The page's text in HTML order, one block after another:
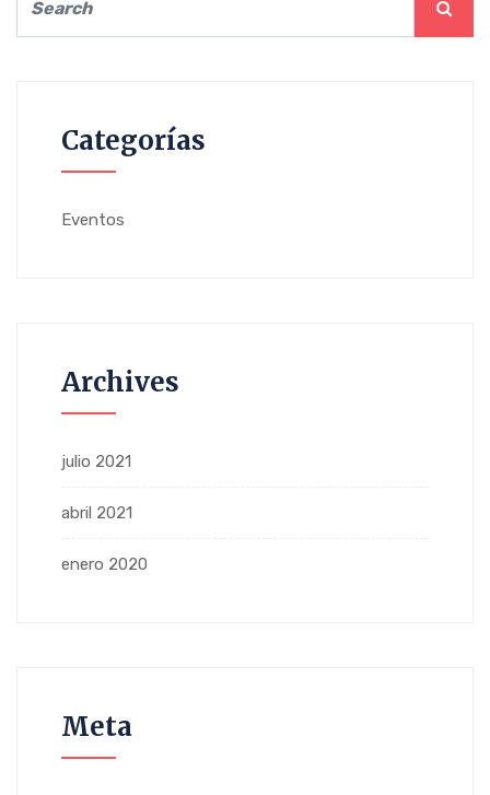
Categorías
Eventos
Archives
julio 2021
abril 2021
enero 2020
Meta